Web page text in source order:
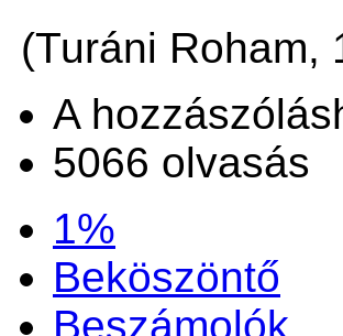
(Turáni Roham,
A
5066 olvasás
1%
Beköszöntő
Beszámolók